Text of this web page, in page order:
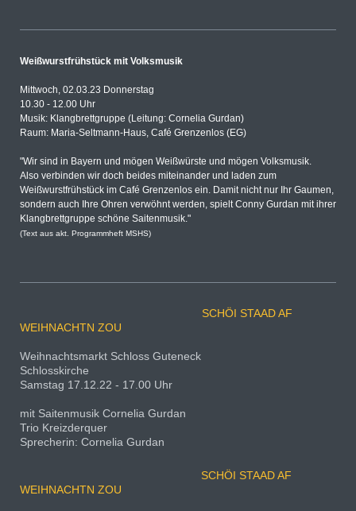
Weißwurstfrühstück mit Volksmusik
Mittwoch, 02.03.23 Donnerstag
10.30 - 12.00 Uhr
Musik: Klangbrettgruppe (Leitung: Cornelia Gurdan)
Raum: Maria-Seltmann-Haus, Café Grenzenlos (EG)
"Wir sind in Bayern und mögen Weißwürste und mögen Volksmusik.
Also verbinden wir doch beides miteinander und laden zum
Weißwurstfrühstück im Café Grenzenlos ein. Damit nicht nur Ihr Gaumen,
sondern auch Ihre Ohren verwöhnt werden, spielt Conny Gurdan mit ihrer
Klangbrettgruppe schöne Saitenmusik."
(Text aus akt. Programmheft MSHS)
SCHÖI STAAD AF
WEIHNACHTN ZOU
Weihnachtsmarkt Schloss Guteneck
Schlosskirche
Samstag 17.12.22 - 17.00 Uhr
mit Saitenmusik Cornelia Gurdan
Trio Kreizderquer
Sprecherin: Cornelia Gurdan
SCHÖI STAAD AF
WEIHNACHTN ZOU